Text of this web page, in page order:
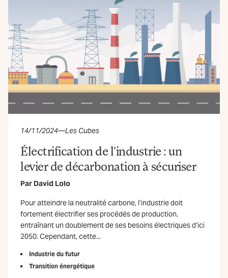
14/11/2024—Les Cubes
Électrification de l’industrie : un
levier de décarbonation à sécuriser
Par David Lolo
Pour atteindre la neutralité carbone, l’industrie doit
fortement électrifier ses procédés de production,
entraînant un doublement de ses besoins électriques d’ici
2050. Cependant, cette...
Industrie du futur
Transition énergétique